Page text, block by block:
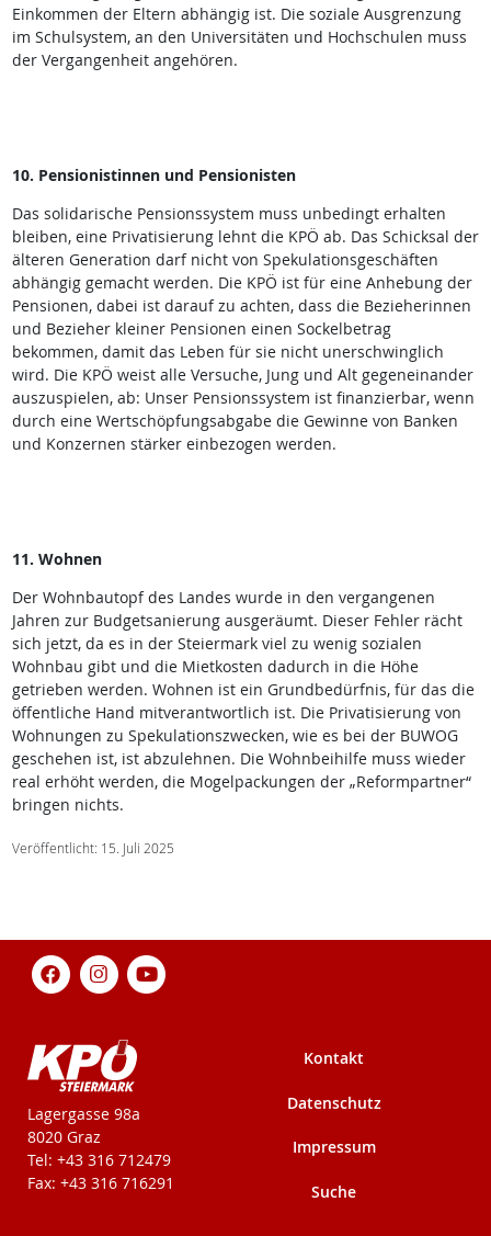
Einkommen der Eltern abhängig ist. Die soziale Ausgrenzung
im Schulsystem, an den Universitäten und Hochschulen muss
der Vergangenheit angehören.
10. Pensionistinnen und Pensionisten
Das solidarische Pensionssystem muss unbedingt erhalten
bleiben, eine Privatisierung lehnt die KPÖ ab. Das Schicksal der
älteren Generation darf nicht von Spekulationsgeschäften
abhängig gemacht werden. Die KPÖ ist für eine Anhebung der
Pensionen, dabei ist darauf zu achten, dass die Bezieherinnen
und Bezieher kleiner Pensionen einen Sockelbetrag
bekommen, damit das Leben für sie nicht unerschwinglich
wird. Die KPÖ weist alle Versuche, Jung und Alt gegeneinander
auszuspielen, ab: Unser Pensionssystem ist finanzierbar, wenn
durch eine Wertschöpfungsabgabe die Gewinne von Banken
und Konzernen stärker einbezogen werden.
11. Wohnen
Der Wohnbautopf des Landes wurde in den vergangenen
Jahren zur Budgetsanierung ausgeräumt. Dieser Fehler rächt
sich jetzt, da es in der Steiermark viel zu wenig sozialen
Wohnbau gibt und die Mietkosten dadurch in die Höhe
getrieben werden. Wohnen ist ein Grundbedürfnis, für das die
öffentliche Hand mitverantwortlich ist. Die Privatisierung von
Wohnungen zu Spekulationszwecken, wie es bei der BUWOG
geschehen ist, ist abzulehnen. Die Wohnbeihilfe muss wieder
real erhöht werden, die Mogelpackungen der „Reformpartner“
bringen nichts.
Veröffentlicht: 15. Juli 2025
KPÖ-Steiermark
Lagergasse 98a
8020 Graz
Tel: +43 316 712479
Fax: +43 316 716291
Kontakt
Datenschutz
Impressum
Suche